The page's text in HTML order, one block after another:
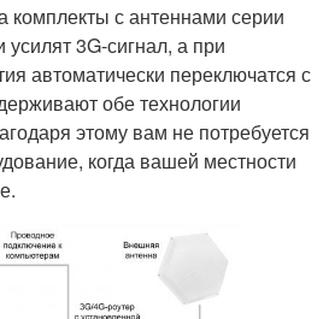
комплекты с антеннами серии
3G-сигнал, а при
автоматически переключатся с
обе технологии
этому вам не потребуется
когда вашей местности